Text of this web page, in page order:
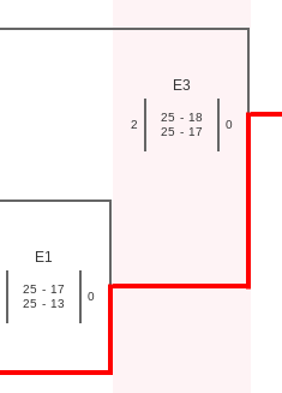
E3
2
25 - 18
25 - 17
0
E1
25 - 17
25 - 13
0